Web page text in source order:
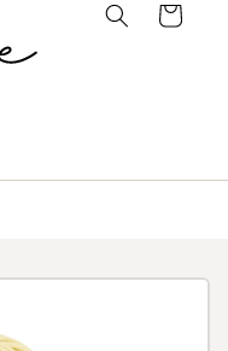
Cart